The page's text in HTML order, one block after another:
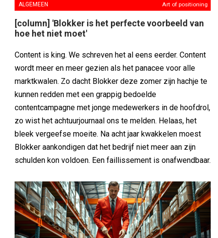
ALGEMEEN Art of positioning
[column] 'Blokker is het perfecte voorbeeld van
hoe het niet moet'
Content is king. We schreven het al eens eerder. Content
wordt meer en meer gezien als het panacee voor alle
marktkwalen. Zo dacht Blokker deze zomer zijn hachje te
kunnen redden met een grappig bedoelde
contentcampagne met jonge medewerkers in de hoofdrol,
zo wist het achtuurjournaal ons te melden. Helaas, het
bleek vergeefse moeite. Na acht jaar kwakkelen moest
Blokker aankondigen dat het bedrijf niet meer aan zijn
schulden kon voldoen. Een faillissement is onafwendbaar.